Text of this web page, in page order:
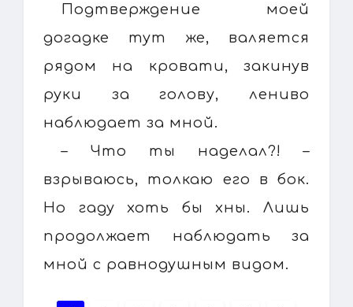
Подтверждение моей
догадке тут же, валяется
рядом на кровати, закинув
руки за голову, лениво
наблюдает за мной.
– Что ты наделал?! –
взрываюсь, толкаю его в бок.
Но гаду хоть бы хны. Лишь
продолжает наблюдать за
мной с равнодушным видом.